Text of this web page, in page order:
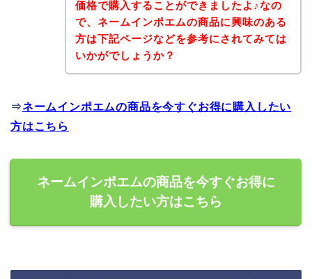
価格で購入することができましたよ♪なの
で、ネームインポエムの商品に興味のある
方は下記ページなどを参考にされてみては
いかがでしょうか？
⇒ネームインポエムの商品を今すぐお得に購入したい
方はこちら
ネームインポエムの商品を今すぐお得に
購入したい方はこちら